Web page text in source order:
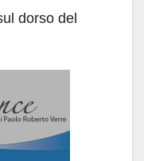
dorso del